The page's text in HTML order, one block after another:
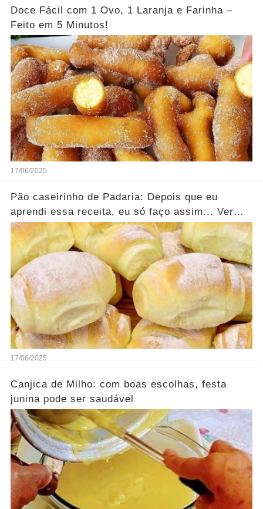
Doce Fácil com 1 Ovo, 1 Laranja e Farinha –
Feito em 5 Minutos!
17/06/2025
Pão caseirinho de Padaria: Depois que eu
aprendi essa receita, eu só faço assim... Ver
mais
17/06/2025
Canjica de Milho: com boas escolhas, festa
junina pode ser saudável